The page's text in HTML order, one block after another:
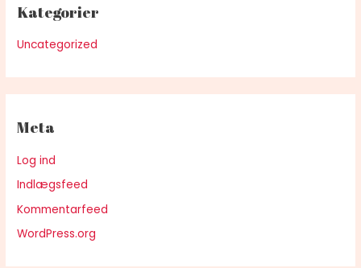
Kategorier
Uncategorized
Meta
Log ind
Indlægsfeed
Kommentarfeed
WordPress.org